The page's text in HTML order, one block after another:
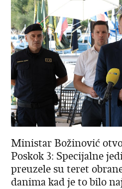
Ministar Božinović
Poskok 3: Specijalne
preuzele su teret
danima kad je to bilo